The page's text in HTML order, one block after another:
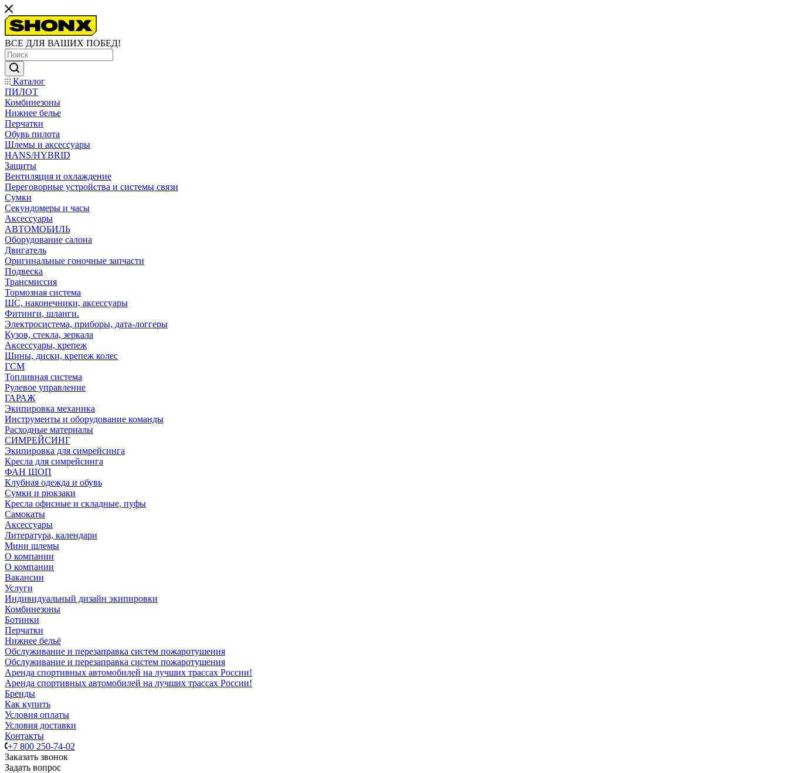
ВСЕ ДЛЯ ВАШИХ ПОБЕД!
Каталог
ПИЛОТ
Комбинезоны
Нижнее белье
Перчатки
Обувь пилота
Шлемы и аксессуары
HANS/HYBRID
Защиты
Вентиляция и охлаждение
Переговорные устройства и системы связи
Сумки
Секундомеры и часы
Аксессуары
АВТОМОБИЛЬ
Оборудование салона
Двигатель
Оригинальные гоночные запчасти
Подвеска
Трансмиссия
Тормозная система
ШС, наконечники, аксессуары
Фитинги, шланги.
Электросистема, приборы, дата-логгеры
Кузов, стекла, зеркала
Аксессуары, крепеж
Шины, диски, крепеж колес
ГСМ
Топливная система
Рулевое управление
ГАРАЖ
Экипировка механика
Инструменты и оборудование команды
Расходные материалы
СИМРЕЙСИНГ
Экипировка для симрейсинга
Кресла для симрейсинга
ФАН ШОП
Клубная одежда и обувь
Сумки и рюкзаки
Кресла офисные и складные, пуфы
Самокаты
Аксессуары
Литература, календари
Мини шлемы
О компании
О компании
Вакансии
Услуги
Индивидуальный дизайн экипировки
Комбинезоны
Ботинки
Перчатки
Нижнее бельё
Обслуживание и перезаправка систем пожаротушения
Обслуживание и перезаправка систем пожаротушения
Аренда спортивных автомобилей на лучших трассах России!
Аренда спортивных автомобилей на лучших трассах России!
Бренды
Как купить
Условия оплаты
Условия доставки
Контакты
+7 800 250-74-02
Заказать звонок
Задать вопрос